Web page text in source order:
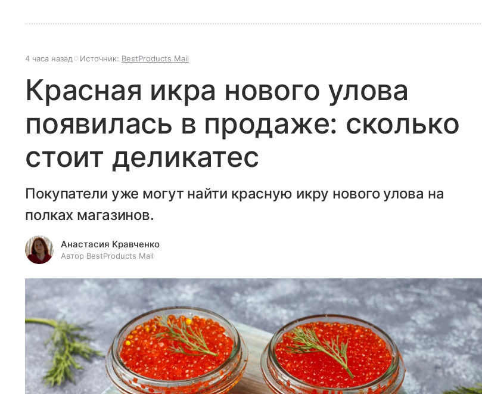
4 часа назад Источник: BestProducts Mail
Красная икра нового улова
появилась в продаже: сколько
стоит деликатес
Покупатели уже могут найти красную икру нового улова на
полках магазинов.
Анастасия Кравченко
Автор BestProducts Mail